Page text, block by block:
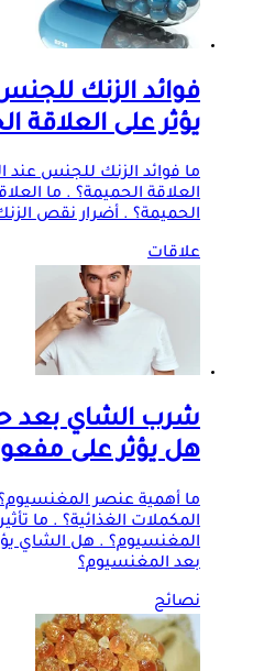
فوائد الزنك
يؤثر على العلاقة
ما فوائد الزنك للجنس عند
العلاقة الحميمة؟ . ما
الحميمة؟ . أضرار نقص
علاقات
شرب الشاي بعد
هل يؤثر على
ما أهمية عنصر المغنسيوم؟
المكملات الغذائية؟ . ما
المغنسيوم؟ . هل الشاي
بعد المغنسيوم؟
نصائح